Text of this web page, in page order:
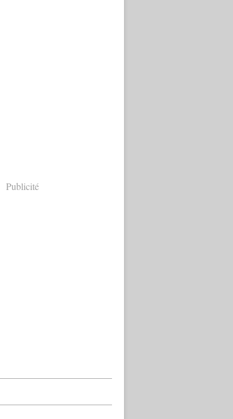
Publicité